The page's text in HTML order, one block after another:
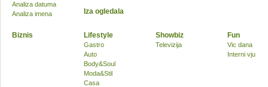
Biznis Lifestyle
Gastro
Auto
Body&Soul
Moda&Stil
Casa
Showbiz
Televizija
Fun
Vic dana
Interni vju
Analiza datuma
Analiza imena
Iza ogledala